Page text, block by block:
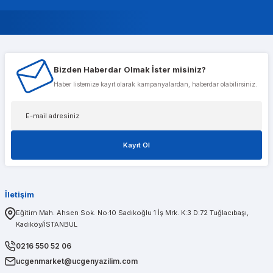
Murat Gencer
Musterileri ile cok alakali, temsilcileri ise cok nazik ve ilgili
Tolga Koç
Bizden Haberdar Olmak İster misiniz?
Haber listemize kayıt olarak kampanyalardan, haberdar olabilirsiniz.
Kayıt Ol
İletişim
Eğitim Mah. Ahsen Sok. No:10 Sadıkoğlu 1 İş Mrk. K:3 D:72 Tuğlacıbaşı,
Kadıköy/İSTANBUL
0216 550 52 06
ucgenmarket@ucgenyazilim.com